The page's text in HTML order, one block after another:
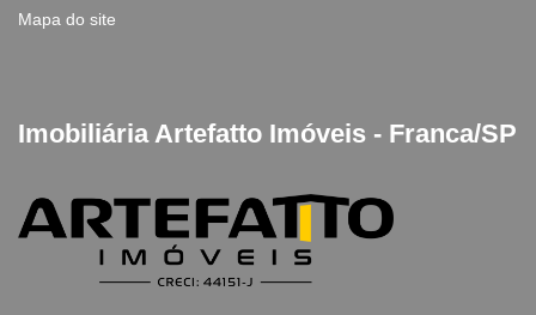
Mapa do site
Imobiliária Artefatto Imóveis - Franca/SP